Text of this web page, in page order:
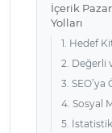
İçerik
Yolları
1. Hedef
2. Değerli
3. SEO’ya
4. Sosyal
5.